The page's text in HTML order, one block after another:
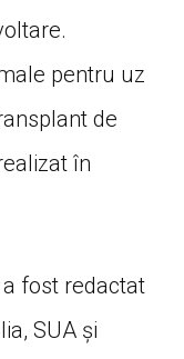
pentru uz
de
în
fost redactat
SUA și